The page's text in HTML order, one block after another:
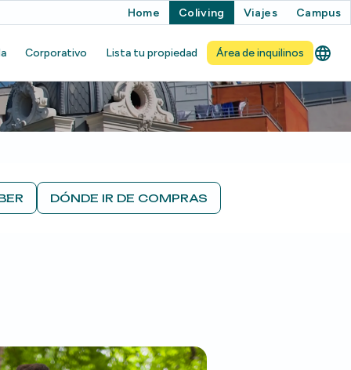
Home Coliving Viajes Campus
Corporativo Lista tu propiedad Área de inquilinos
DÓNDE IR DE COMPRAS